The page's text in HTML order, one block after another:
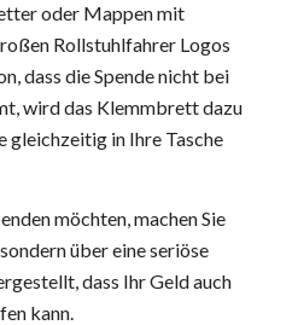
oder Mappen mit
Rollstuhlfahrer Logos
dass die Spende nicht bei
wird das Klemmbrett dazu
gleichzeitig in Ihre Tasche
möchten, machen Sie
über eine seriöse
dass Ihr Geld auch
kann.